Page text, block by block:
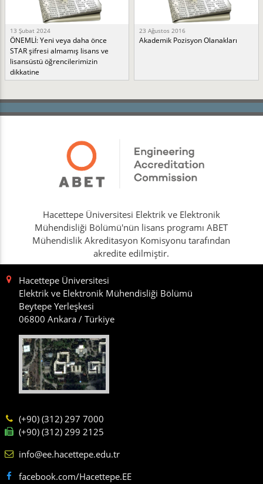
13 Şubat 2024
ÖNEMLİ: Yeni veya daha önce
STAR şifresi almamış lisans ve
lisansüstü öğrencilerimizin
dikkatine
23 Ağustos 2016
Akademik Pozisyon Olanakları
Hacettepe Üniversitesi Elektrik ve Elektronik
Mühendisliği Bölümü'nün lisans programı ABET
Mühendislik Akreditasyon Komisyonu tarafından
akredite edilmiştir.
Hacettepe Üniversitesi
Elektrik ve Elektronik Mühendisliği Bölümü
Beytepe Yerleşkesi
06800 Ankara / Türkiye
(+90) (312) 297 7000
(+90) (312) 299 2125
info@ee.hacettepe.edu.tr
facebook.com/Hacettepe.EE